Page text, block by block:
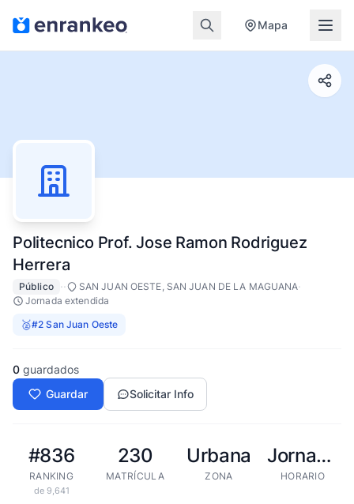
Mapa
Politecnico Prof. Jose Ramon Rodriguez
Herrera
Público ·· SAN JUAN OESTE, SAN JUAN DE LA MAGUANA·
Jornada extendida
🥈#2 San Juan Oeste
0 guardados
Guardar
Solicitar Info
#836
RANKING
de 9,641
230
MATRÍCULA
Urbana
ZONA
Jornada extendida
HORARIO